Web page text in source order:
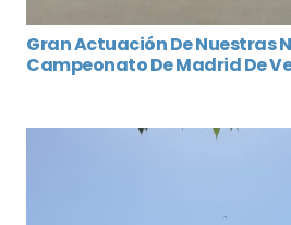
Gran Actuación De Nuestras
Campeonato De Madrid De